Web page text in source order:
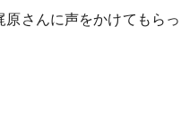
さんに声をかけてもらっ